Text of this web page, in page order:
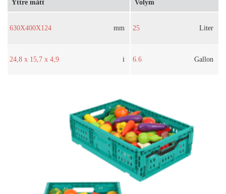
Yttre mått
630X400X124 mm
24,8 x 15,7 x 4,9 i
Volym
25 Liter
6.6 Gallon